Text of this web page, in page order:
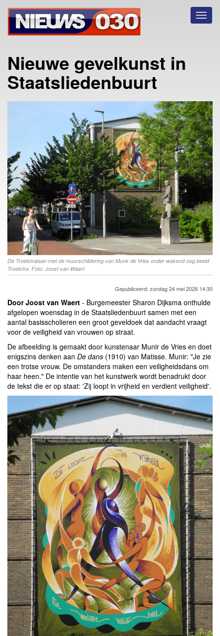
Nieuwe gevelkunst in
Staatsliedenbuurt
De Troelstralaan met de muurschildering van Munir de Vries onder wakend oog beeld
Troelstra. Foto: Joost van Waert
Gepubliceerd: zondag 24 mei 2026 14:30
Door Joost van Waert - Burgemeester Sharon Dijksma onthulde
afgelopen woensdag in de Staatsliedenbuurt samen met een
aantal basisscholieren een groot geveldoek dat aandacht vraagt
voor de veiligheid van vrouwen op straat.
De afbeelding is gemaakt door kunstenaar Munir de Vries en doet
enigszins denken aan De dans (1910) van Matisse. Munir: "Je zie
een trotse vrouw. De omstanders maken een veiligheidsdans om
haar heen." De intentie van het kunstwerk wordt benadrukt door
de tekst die er op staat: 'Zij loopt in vrijheid en verdient veiligheid'.